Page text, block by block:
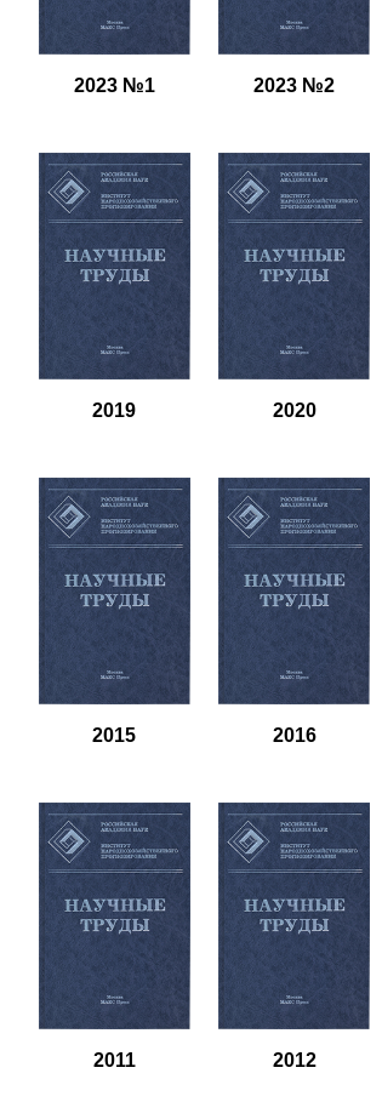
2023 №1 2023 №2
2019 2020
2015 2016
2011 2012